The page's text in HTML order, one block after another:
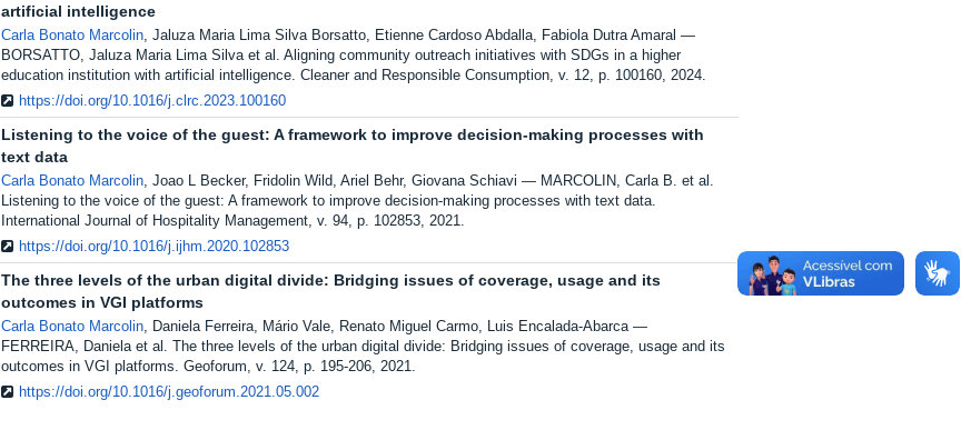
artificial intelligence
Carla Bonato Marcolin , Jaluza Maria Lima Silva Borsatto, Etienne Cardoso Abdalla, Fabiola Dutra Amaral
BORSATTO, Jaluza Maria Lima Silva et al. Aligning community outreach initiatives with SDGs in a higher
education institution with artificial intelligence. Cleaner and Responsible Consumption, v. 12, p. 100160, 2024.
https://doi.org/10.1016/j.clrc.2023.100160
Listening to the voice of the guest: A framework to improve decision-making processes with
text data
Carla Bonato Marcolin , Joao L Becker, Fridolin Wild, Ariel Behr, Giovana Schiavi
MARCOLIN, Carla B. et al.
Listening to the voice of the guest: A framework to improve decision-making processes with text data.
International Journal of Hospitality Management, v. 94, p. 102853, 2021.
https://doi.org/10.1016/j.ijhm.2020.102853
The three levels of the urban digital divide: Bridging issues of coverage, usage and its
outcomes in VGI platforms
Carla Bonato Marcolin , Daniela Ferreira, Mário Vale, Renato Miguel Carmo, Luis Encalada-Abarca
FERREIRA, Daniela et al. The three levels of the urban digital divide: Bridging issues of coverage, usage and its
outcomes in VGI platforms. Geoforum, v. 124, p. 195-206, 2021.
https://doi.org/10.1016/j.geoforum.2021.05.002